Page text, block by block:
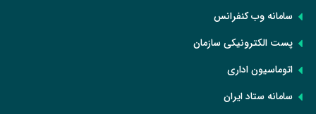
سامانه وب کنفرانس
پست الکترونیکی سازمان
اتوماسیون اداری
سامانه ستاد ایران